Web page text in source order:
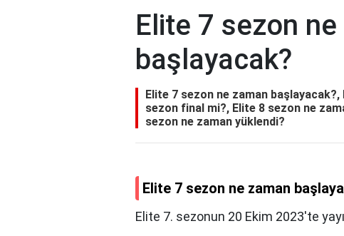
Elite 7 sezon
başlayacak?
Elite 7 sezon ne zaman
sezon final mi?, Elite 8 sezon ne
sezon ne zaman yüklendi?
Elite 7 sezon ne zaman
Elite 7. sezonun 20 Ekim 2023'te